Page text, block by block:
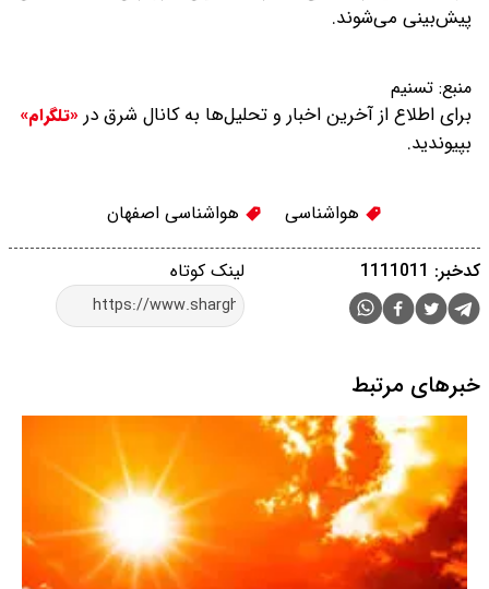
پیش‌بینی می‌شوند.
منبع: تسنیم
برای اطلاع از آخرین اخبار و تحلیل‌ها به کانال شرق در «تلگرام»
بپیوندید.
هواشناسی هواشناسی اصفهان
لینک کوتاه کدخبر: 1111011
خبرهای مرتبط